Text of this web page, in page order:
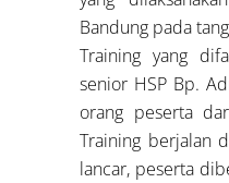
Bandung pada
Training yang
senior HSP Bp.
orang peserta
Training berjalan
lancar, peserta